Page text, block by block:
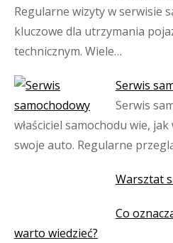
Regularne wizyty w serwisie
kluczowe dla utrzymania
technicznym. Wiele…
Serwis
Serwis
właściciel samochodu wie,
swoje auto. Regularne
Warsztat
Co
warto wiedzieć?